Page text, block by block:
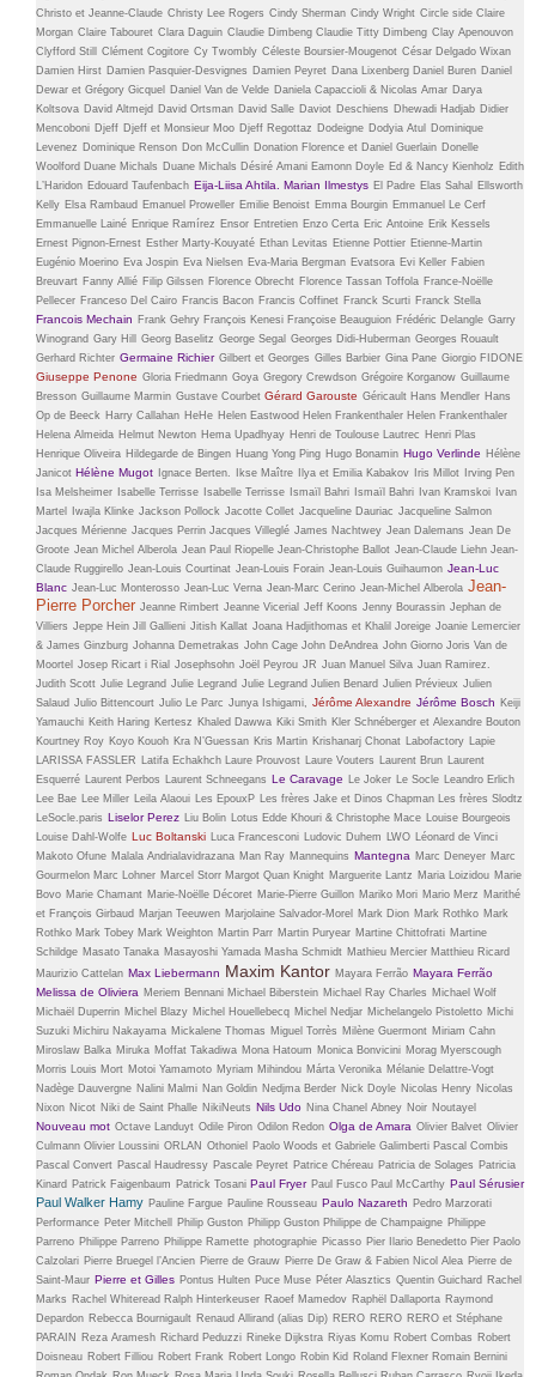
Christo et Jeanne-Claude Christy Lee Rogers Cindy Sherman Cindy Wright Circle side Claire
Morgan Claire Tabouret Clara Daguin Claudie Dimbeng Claudie Titty Dimbeng Clay Apenouvon
Clyfford Still
Clément Cogitore Cy Twombly Céleste Boursier-Mougenot César Delgado Wixan
Damien Hirst Damien Pasquier-Desvignes Damien Peyret Dana Lixenberg Daniel Buren Daniel
Dewar et Grégory Gicquel
Daniel Van de Velde Daniela Capaccioli & Nicolas Amar Darya
Koltsova David Altmejd David Ortsman David Salle Daviot Deschiens Dhewadi Hadjab Didier
Mencoboni Djeff Djeff et Monsieur Moo Djeff Regottaz Dodeigne Dodyia Atul
Dominique
Levenez Dominique Renson Don McCullin Donation Florence et Daniel Guerlain Donelle
Woolford Duane Michals Duane Michals Désiré Amani Eamonn Doyle Ed & Nancy Kienholz Edith
L’Haridon Edouard Taufenbach Eija-Liisa Ahtila. Marian Ilmestys El Padre Elas Sahal
Ellsworth
Kelly Elsa Rambaud Emanuel Proweller Emilie Benoist Emma Bourgin Emmanuel Le Cerf
Emmanuelle Lainé Enrique Ramírez Ensor Entretien Enzo Certa Eric Antoine Erik Kessels
Ernest Pignon-Ernest Esther Marty-Kouyaté Ethan Levitas Etienne Pottier Etienne-Martin
Eugénio Moerino Eva Jospin Eva Nielsen Eva-Maria Bergman Evatsora Evi Keller Fabien
Breuvart Fanny Allié Filip Gilssen Florence Obrecht Florence Tassan Toffola France-Noëlle
Pellecer Franceso Del Cairo Francis Bacon Francis Coffinet Franck Scurti Franck Stella
Francois Mechain Frank Gehry François Kenesi Françoise Beauguion Frédéric Delangle Garry
Winogrand Gary Hill Georg Baselitz George Segal Georges Didi-Huberman Georges Rouault
Gerhard Richter Germaine Richier Gilbert et Georges Gilles Barbier Gina Pane Giorgio FIDONE
Giuseppe Penone Gloria Friedmann Goya Gregory Crewdson Grégoire Korganow Guillaume
Bresson Guillaume Marmin Gustave Courbet Gérard Garouste Géricault Hans Mendler Hans
Op de Beeck Harry Callahan HeHe Helen Eastwood Helen Frankenthaler Helen Frankenthaler
Helena Almeida Helmut Newton Hema Upadhyay Henri de Toulouse Lautrec Henri Plas
Henrique Oliveira Hildegarde de Bingen Huang Yong Ping Hugo Bonamin Hugo Verlinde Hélène
Janicot Hélène Mugot Ignace Berten. Ikse Maître Ilya et Emilia Kabakov Iris Millot
Irving Pen
Isa Melsheimer
Isabelle Terrisse Isabelle Terrisse Ismaïl Bahri Ismaïl Bahri Ivan Kramskoi
Ivan
Martel
Iwajla Klinke Jackson Pollock Jacotte Collet Jacqueline Dauriac Jacqueline Salmon
Jacques Mérienne Jacques Perrin Jacques Villeglé James Nachtwey Jean Dalemans Jean De
Groote Jean Michel Alberola Jean Paul Riopelle Jean-Christophe Ballot Jean-Claude Liehn Jean-
Claude Ruggirello Jean-Louis Courtinat Jean-Louis Forain Jean-Louis Guihaumon Jean-Luc
Blanc Jean-Luc Monterosso Jean-Luc Verna Jean-Marc Cerino Jean-Michel Alberola Jean-
Pierre Porcher Jeanne Rimbert Jeanne Vicerial Jeff Koons Jenny Bourassin Jephan de
Villiers Jeppe Hein Jill Gallieni Jitish Kallat Joana Hadjithomas et Khalil Joreige Joanie Lemercier
& James Ginzburg Johanna Demetrakas John Cage John DeAndrea John Giorno Joris Van de
Moortel Josep Ricart i Rial Josephsohn Joël Peyrou JR Juan Manuel Silva Juan Ramirez.
Judith Scott Julie Legrand Julie Legrand Julie Legrand Julien Benard Julien Prévieux Julien
Salaud Julio Bittencourt Julio Le Parc Junya Ishigami, Jérôme Alexandre Jérôme Bosch Keiji
Yamauchi Keith Haring Kertesz Khaled Dawwa Kiki Smith Kler Schnéberger et Alexandre Bouton
Kourtney Roy Koyo Kouoh Kra N’Guessan Kris Martin Krishanarj Chonat Labofactory Lapie
LARISSA FASSLER Latifa Echakhch Laure Prouvost Laure Vouters Laurent Brun Laurent
Esquerré Laurent Perbos Laurent Schneegans Le Caravage Le Joker Le Socle Leandro Erlich
Lee Bae Lee Miller Leila Alaoui Les EpouxP Les frères Jake et Dinos Chapman Les frères Slodtz
LeSocle.paris Liselor Perez Liu Bolin Lotus Edde Khouri & Christophe Mace Louise Bourgeois
Louise Dahl-Wolfe Luc Boltanski Luca Francesconi Ludovic Duhem LWO Léonard de Vinci
Makoto Ofune Malala Andrialavidrazana Man Ray Mannequins Mantegna Marc Deneyer Marc
Gourmelon Marc Lohner Marcel Storr Margot Quan Knight Marguerite Lantz Maria Loizidou Marie
Bovo Marie Chamant Marie-Noëlle Décoret Marie-Pierre Guillon Mariko Mori Mario Merz Marithé
et François Girbaud Marjan Teeuwen Marjolaine Salvador-Morel Mark Dion Mark Rothko Mark
Rothko Mark Tobey Mark Weighton Martin Parr Martin Puryear Martine Chittofrati Martine
Schildge Masato Tanaka Masayoshi Yamada Masha Schmidt Mathieu Mercier Matthieu Ricard
Maurizio Cattelan Max Liebermann Maxim Kantor Mayara Ferrão Mayara Ferrão
Melissa de Oliviera Meriem Bennani Michael Biberstein Michael Ray Charles Michael Wolf
Michaël Duperrin Michel Blazy Michel Houellebecq Michel Nedjar Michelangelo Pistoletto Michi
Suzuki Michiru Nakayama Mickalene Thomas Miguel Torrès Milène Guermont Miriam Cahn
Miroslaw Balka Miruka Moffat Takadiwa Mona Hatoum Monica Bonvicini Morag Myerscough
Morris Louis Mort Motoi Yamamoto Myriam Mihindou Márta Veronika Mélanie Delattre-Vogt
Nadège Dauvergne Nalini Malmi Nan Goldin Nedjma Berder Nick Doyle Nicolas Henry Nicolas
Nixon Nicot Niki de Saint Phalle NikiNeuts Nils Udo Nina Chanel Abney Noir Noutayel
Nouveau mot Octave Landuyt Odile Piron Odilon Redon Olga de Amara Olivier Balvet Olivier
Culmann Olivier Loussini ORLAN Othoniel Paolo Woods et Gabriele Galimberti Pascal Combis
Pascal Convert Pascal Haudressy Pascale Peyret Patrice Chéreau Patricia de Solages Patricia
Kinard Patrick Faigenbaum Patrick Tosani Paul Fryer Paul Fusco Paul McCarthy Paul Sérusier
Paul Walker Hamy Pauline Fargue Pauline Rousseau Paulo Nazareth Pedro Marzorati
Performance Peter Mitchell Philip Guston Philipp Guston Philippe de Champaigne Philippe
Parreno Philippe Parreno Philippe Ramette photographie Picasso Pier Ilario Benedetto Pier Paolo
Calzolari Pierre Bruegel l’Ancien Pierre de Grauw Pierre De Graw & Fabien Nicol Alea Pierre de
Saint-Maur Pierre et Gilles Pontus Hulten Puce Muse Péter Alasztics Quentin Guichard Rachel
Marks Rachel Whiteread Ralph Hinterkeuser Raoef Mamedov Raphël Dallaporta Raymond
Depardon Rebecca Bournigault Renaud Allirand (alias Dip) RERO RERO RERO et Stéphane
PARAIN
Reza Aramesh Richard Peduzzi Rineke Dijkstra Riyas Komu Robert Combas Robert
Doisneau Robert Filliou Robert Frank Robert Longo Robin Kid Roland Flexner Romain Bernini